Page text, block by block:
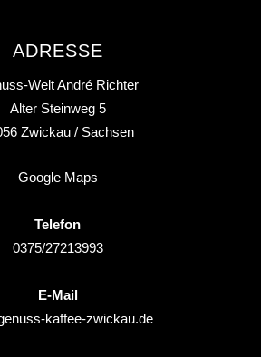
ADRESSE
Welt André Richter
Alter Steinweg 5
Zwickau / Sachsen
Google Maps
Telefon
0375/27213993
E-Mail
kaffee-zwickau.de